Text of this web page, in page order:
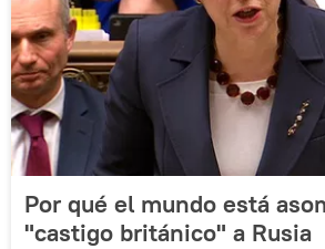
Por qué el mundo está
"castigo británico" a Rusia